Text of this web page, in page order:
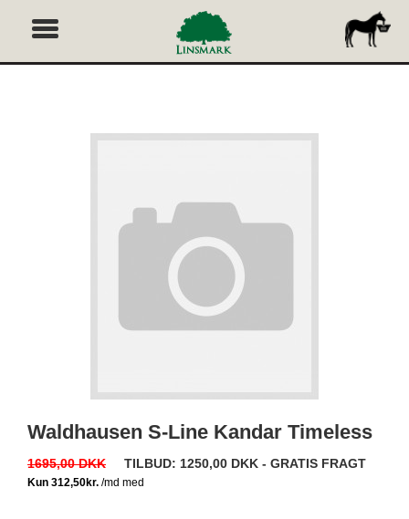
Waldhausen S-Line Kandar Timeless
1695,00 DKK TILBUD: 1250,00 DKK - GRATIS FRAGT